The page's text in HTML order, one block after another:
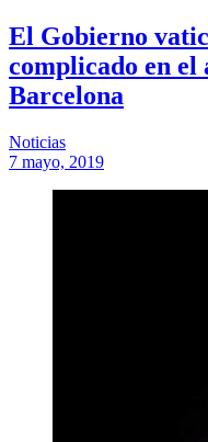
El Gobierno
complicado en el
Barcelona
Noticias
7 mayo, 2019